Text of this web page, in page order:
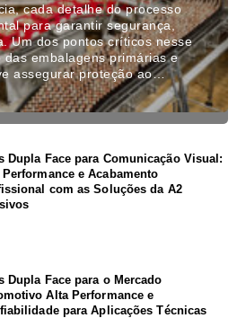
cada detalhe do processo
para garantir segurança,
Um dos pontos críticos nesse
embalagens primárias e
assegurar proteção ao…
Dupla Face para Comunicação Visual:
e Acabamento
com as Soluções da A2
Dupla Face para o Mercado
Alta Performance e
para Aplicações Técnicas